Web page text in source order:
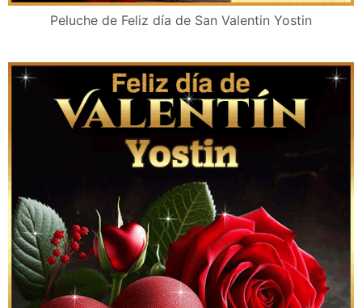
Peluche de Feliz día de San Valentin Yostin